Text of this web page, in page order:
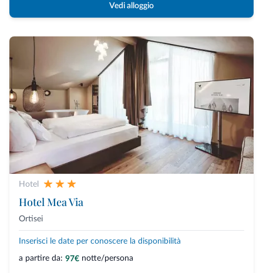
Vedi alloggio
Hotel
Hotel Mea Via
Ortisei
Inserisci le date per conoscere la disponibilità
a partire da: 97€ notte/persona